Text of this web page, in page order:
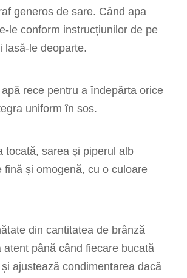
generos de sare. Când apa
le conform instrucțiunilor de pe
lasă-le deoparte.
rece pentru a îndepărta orice
uniform în sos.
tocată, sarea și piperul alb
și omogenă, cu o culoare
din cantitatea de brânză
până când fiecare bucată
ajustează condimentarea dacă